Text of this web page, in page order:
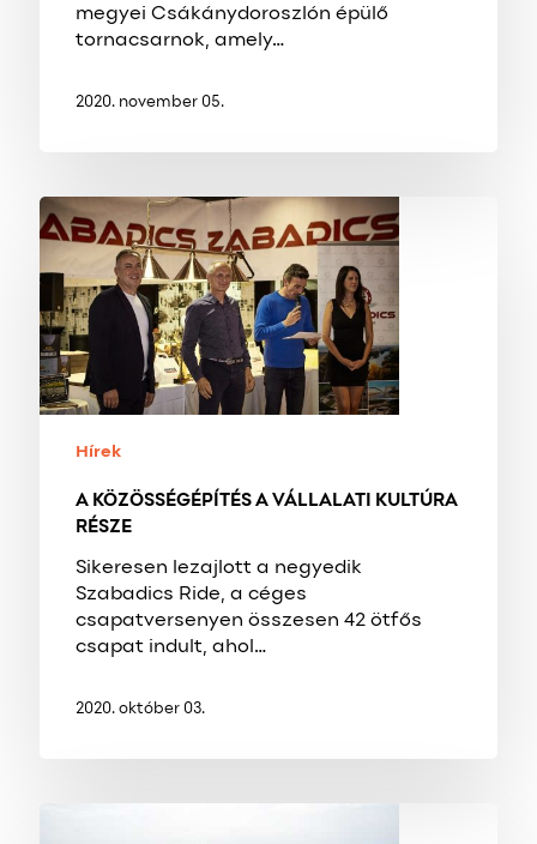
megyei Csákánydoroszlón épülő
tornacsarnok, amely…
2020. november 05.
KÖZÖSSÉGÉPÍTÉS
VÁLLALATI
KULTÚRA
RÉSZE
Hírek
A KÖZÖSSÉGÉPÍTÉS A VÁLLALATI KULTÚRA
RÉSZE
Sikeresen lezajlott a negyedik
Szabadics Ride, a céges
csapatversenyen összesen 42 ötfős
csapat indult, ahol…
2020. október 03.